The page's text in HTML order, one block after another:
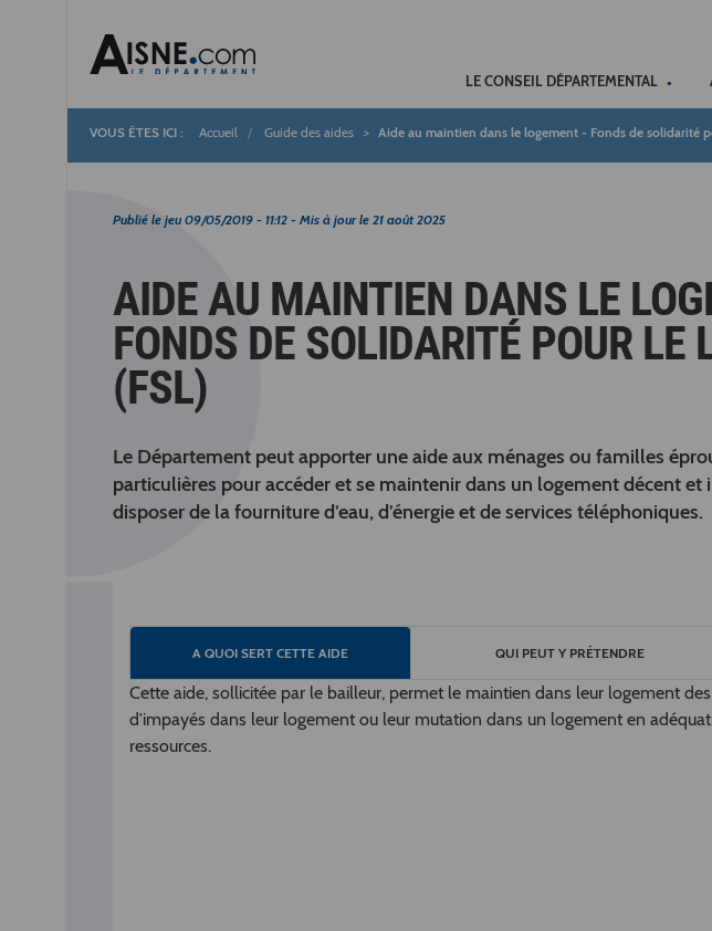
LE CONSEIL DÉPARTEMENTAL
Fil
d'Ariane
Accueil Guide des aides Aide au maintien dans le logement - Fonds de solidarité
Publié le jeu 09/05/2019 - 11:12 - Mis à jour le 21 août 2025
AIDE AU MAINTIEN DANS LE
FONDS DE SOLIDARITÉ POUR LE
(FSL)
Le Département peut apporter une aide aux ménages ou familles
particulières pour accéder et se maintenir dans un logement décent
disposer de la fourniture d’eau, d’énergie et de services téléphoniques.
A QUOI SERT CETTE AIDE QUI PEUT Y PRÉTENDRE
Cette aide, sollicitée par le bailleur, permet le maintien dans leur logement
d'impayés dans leur logement ou leur mutation dans un logement en
ressources.